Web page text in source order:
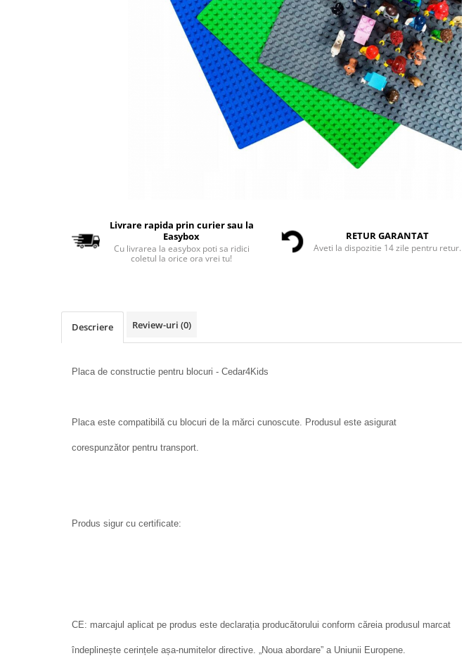
Livrare rapida prin curier sau la
Easybox
Cu livrarea la easybox poti sa ridici
coletul la orice ora vrei tu!
RETUR GARANTAT
Aveti la dispozitie 14 zile pentru retur.
Descriere Review-uri (0)
Placa de constructie pentru blocuri - Cedar4Kids
Placa este compatibilă cu blocuri de la mărci cunoscute. Produsul este asigurat
corespunzător pentru transport.
Produs sigur cu certificate:
CE: marcajul aplicat pe produs este declarația producătorului conform căreia produsul marcat
îndeplinește cerințele așa-numitelor directive. „Noua abordare” a Uniunii Europene.